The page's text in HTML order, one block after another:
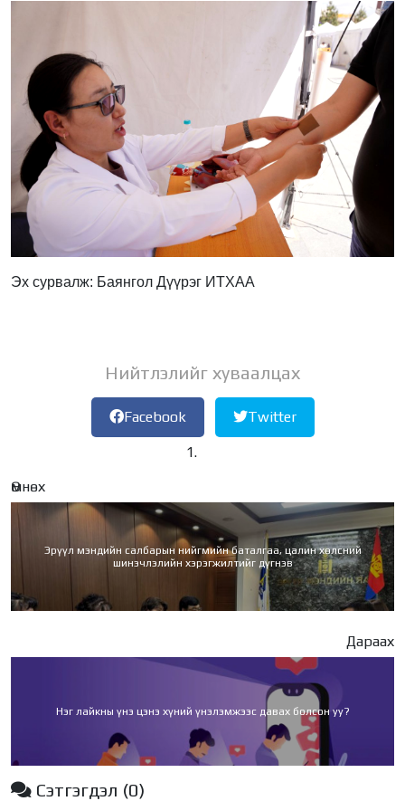
Эх сурвалж: Баянгол Дүүрэг ИТХАА
Нийтлэлийг хуваалцах
Facebook Twitter
Өмнөх
Эрүүл мэндийн салбарын нийгмийн баталгаа, цалин хөлсний
шинэчлэлийн хэрэгжилтийг дүгнэв
Дараах
Нэг лайкны үнэ цэнэ хүний үнэлэмжээс давах болсон уу?
Сэтгэгдэл (0)